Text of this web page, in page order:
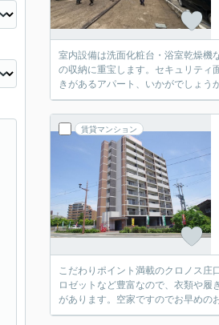
室内設備は洗面化粧台・浴室乾燥機
の収納に重宝します。セキュリティ
きがあるアパート、いかがでしょう
賃貸マンション
こだわりポイント満載のクロノス庄
ロゼットなど豊富なので、衣類や履
があります。空家ですのでお早めの